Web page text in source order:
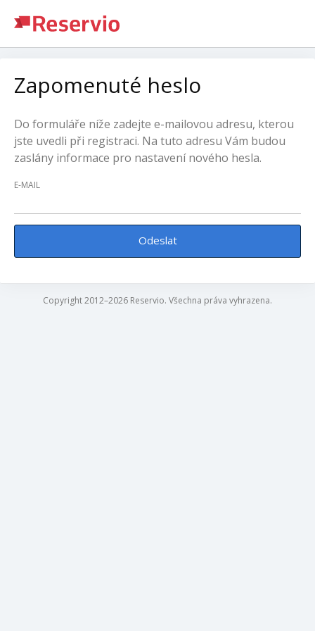
Zapomenuté heslo
Do formuláře níže zadejte e-mailovou adresu, kterou
jste uvedli při registraci. Na tuto adresu Vám budou
zaslány informace pro nastavení nového hesla.
E-MAIL
Odeslat
Copyright 2012–2026 Reservio. Všechna práva vyhrazena.